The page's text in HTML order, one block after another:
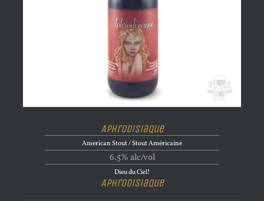
Aphrodisiaque
American Stout / Stout Américaine
6.5% alc/vol
Dieu du Ciel!
Aphrodisiaque